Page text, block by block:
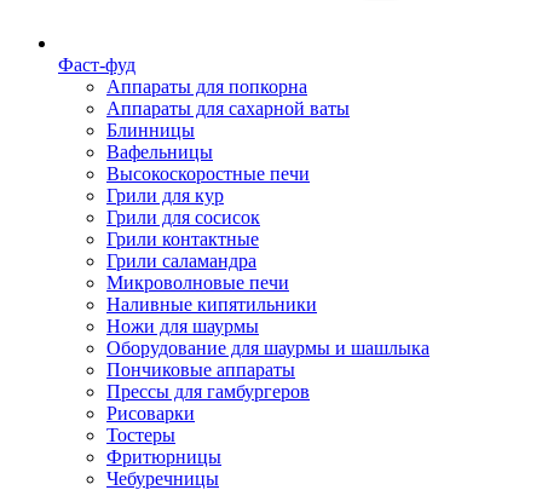
Фаст-фуд
Аппараты для попкорна
Аппараты для сахарной ваты
Блинницы
Вафельницы
Высокоскоростные печи
Грили для кур
Грили для сосисок
Грили контактные
Грили саламандра
Микроволновые печи
Наливные кипятильники
Ножи для шаурмы
Оборудование для шаурмы и шашлыка
Пончиковые аппараты
Прессы для гамбургеров
Рисоварки
Тостеры
Фритюрницы
Чебуречницы